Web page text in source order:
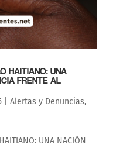
HAITIANO: UNA
FRENTE AL
| Alertas y Denuncias,
UNA NACIÓN